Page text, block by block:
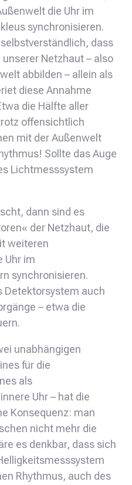
die Uhr im
synchronisieren.
dass
Netzhaut – also
abbilden – allein als
diese Annahme
die Hälfte aller
offensichtlich
mit der Außenwelt
Sollte das Auge
Lichtmesssystem
dann sind es
der Netzhaut, die
weiteren
Uhr im
synchronisieren.
Detektorsystem auch
– etwa die
unabhängigen
für die
als
Uhr – hat die
Konsequenz: man
nicht mehr die
es denkbar, dass sich
Rhythmus, auch des